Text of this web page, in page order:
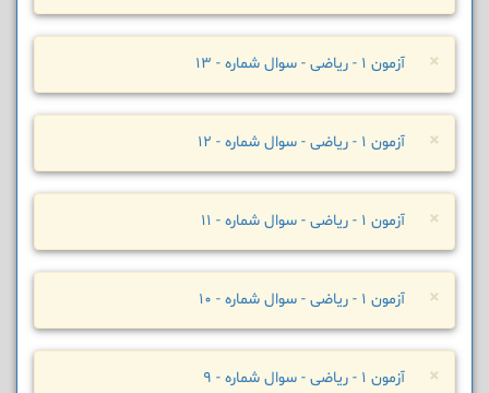
× آزمون 1 - ریاضی - سوال شماره - 13
× آزمون 1 - ریاضی - سوال شماره - 12
× آزمون 1 - ریاضی - سوال شماره - 11
× آزمون 1 - ریاضی - سوال شماره - 10
× آزمون 1 - ریاضی - سوال شماره - 9